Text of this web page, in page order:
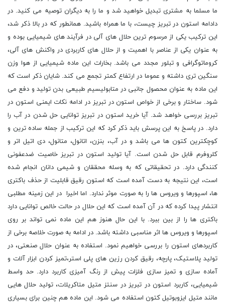
ما مسلما به مشتری تبدیل خواهید شد و ما را به دیگران توصیه می کنید. در
دادامه استون در تبریز چیست، با ما همراه باشید. همانطور که در بالا ذکر شد،
این ترکیب یکی از مرسوم ترین حلال های آلی در فرآیند های شیمیایی بوده و
به عنوان یکی از عناصر با اهمیت و از حلال های کاربردی در واکنش های آلی،
کروماتوگرافی و تبلور مجدد می باشد. بخارات این ماده شیمیایی از هوا وزن
سنگین تری داشته و عموما در ارتفاع کمتر تجمع می کند. شایان ذکر است که
این ماده به عنوان محصول جانبی در متابولیسیم طبیعی بدن تولید و دفع می
شود. ساختار و برخی از خواص استون در تبریز در ادامه نکات ایمنی استون در
تبریز بررسی خواهد شد. آیا خرید استون در تبریز توانایی حل شدن در آب را
دارد. در پاسخ به این پرسش باید ذکر کرد که این ترکیب از جمله ساده ترین و
کوچکترین کتون ها می باشد و در آب، بنزن، اتانول، متانول، دی اتیل اتر و
کلروفرم قابل حل شدن است. آیا تولید استون در تبریز خاصیت ضدعفونی
کنندگی دارد. در تحقیقاتی که به وسله محققان و شیمی دانان انجام شده
است، این نتیجه به دست آمده است که استون رقیق قابلیت از حذف باکتری
ها، اسپورها و ویروس ها را به صورت موثر ندارد. اما اخیرا در این زمینه مطلبی
انتشار پیدا کرده که در آن آمده است که این حلال در حالت خالص توانایی دارد
باکتری ها را از بین ببرد. با این حال هنوز هم این ماده نمی تواند بر روی
اسپورها و ویروس ها اثر مناسبی داشته باشد. در ادامه به صورت خلاصه برخی از
کاربردهای استون را بررسی خواهیم نمود. استفاده به عنوان حلال صنعتی، در
تولید پلاستیک، پارچه، رقیق کردن رزین های پلی استر،تمیز کردن ابزار آلات و
آماده سازی و تمیز سازی فلزات پیش از رنگ آمیزی کاربرد دارد. حد واسط
شیمیایی، کاربرد استون در تبریز در سنتز متیل متاکریلات، تولید حلال هایی
مانند متیل ایزوبوتیل کتون استفاده می شود. این ماده هم چنین برای بسیاری